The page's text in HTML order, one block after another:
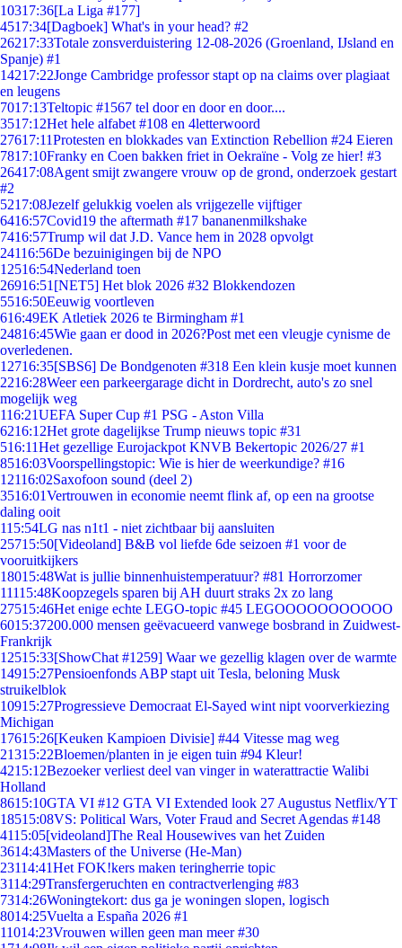
10317:36[La Liga #177]
4517:34[Dagboek] What's in your head? #2
26217:33Totale zonsverduistering 12-08-2026 (Groenland, IJsland en
Spanje) #1
14217:22Jonge Cambridge professor stapt op na claims over plagiaat
en leugens
7017:13Teltopic #1567 tel door en door en door....
3517:12Het hele alfabet #108 en 4letterwoord
27617:11Protesten en blokkades van Extinction Rebellion #24 Eieren
7817:10Franky en Coen bakken friet in Oekraïne - Volg ze hier! #3
26417:08Agent smijt zwangere vrouw op de grond, onderzoek gestart
#2
5217:08Jezelf gelukkig voelen als vrijgezelle vijftiger
6416:57Covid19 the aftermath #17 bananenmilkshake
7416:57Trump wil dat J.D. Vance hem in 2028 opvolgt
24116:56De bezuinigingen bij de NPO
12516:54Nederland toen
26916:51 [NET5] Het blok 2026 #32 Blokkendozen
5516:50Eeuwig voortleven
616:49EK Atletiek 2026 te Birmingham #1
24816:45Wie gaan er dood in 2026?Post met een vleugje cynisme de
overledenen.
12716:35[SBS6] De Bondgenoten #318 Een klein kusje moet kunnen
2216:28Weer een parkeergarage dicht in Dordrecht, auto's zo snel
mogelijk weg
116:21UEFA Super Cup #1 PSG - Aston Villa
6216:12Het grote dagelijkse Trump nieuws topic #31
516:11Het gezellige Eurojackpot KNVB Bekertopic 2026/27 #1
8516:03Voorspellingstopic: Wie is hier de weerkundige? #16
12116:02Saxofoon sound (deel 2)
3516:01Vertrouwen in economie neemt flink af, op een na grootse
daling ooit
115:54LG nas n1t1 - niet zichtbaar bij aansluiten
25715:50[Videoland] B&B vol liefde 6de seizoen #1 voor de
vooruitkijkers
18015:48Wat is jullie binnenhuistemperatuur? #81 Horrorzomer
11115:48Koopzegels sparen bij AH duurt straks 2x zo lang
27515:46Het enige echte LEGO-topic #45 LEGOOOOOOOOOOO
6015:37200.000 mensen geëvacueerd vanwege bosbrand in Zuidwest-
Frankrijk
12515:33[ShowChat #1259] Waar we gezellig klagen over de warmte
14915:27Pensioenfonds ABP stapt uit Tesla, beloning Musk
struikelblok
10915:27Progressieve Democraat El-Sayed wint nipt voorverkiezing
Michigan
17615:26[Keuken Kampioen Divisie] #44 Vitesse mag weg
21315:22Bloemen/planten in je eigen tuin #94 Kleur!
4215:12Bezoeker verliest deel van vinger in waterattractie Walibi
Holland
8615:10GTA VI #12 GTA VI Extended look 27 Augustus Netflix/YT
18515:08VS: Political Wars, Voter Fraud and Secret Agendas #148
4115:05[videoland]The Real Housewives van het Zuiden
3614:43Masters of the Universe (He-Man)
23114:41Het FOK!kers maken teringherrie topic
3114:29Transfergeruchten en contractverlenging #83
7314:26Woningtekort: dus ga je woningen slopen, logisch
8014:25Vuelta a España 2026 #1
11014:23Vrouwen willen geen man meer #30